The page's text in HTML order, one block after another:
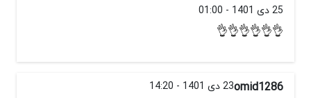
25 دی 1401 - 01:00
👌👌👌👌👌👌
omid128623 دی 1401 - 14:20